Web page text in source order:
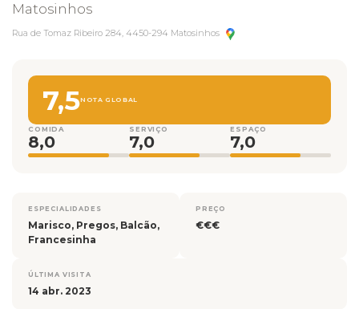
Matosinhos
Rua de Tomaz Ribeiro 284, 4450-294 Matosinhos
7,5NOTA GLOBAL
COMIDA
8,0
SERVIÇO
7,0
ESPAÇO
7,0
ESPECIALIDADES
Marisco, Pregos, Balcão,
Francesinha
PREÇO
€€€
ÚLTIMA VISITA
14 abr. 2023